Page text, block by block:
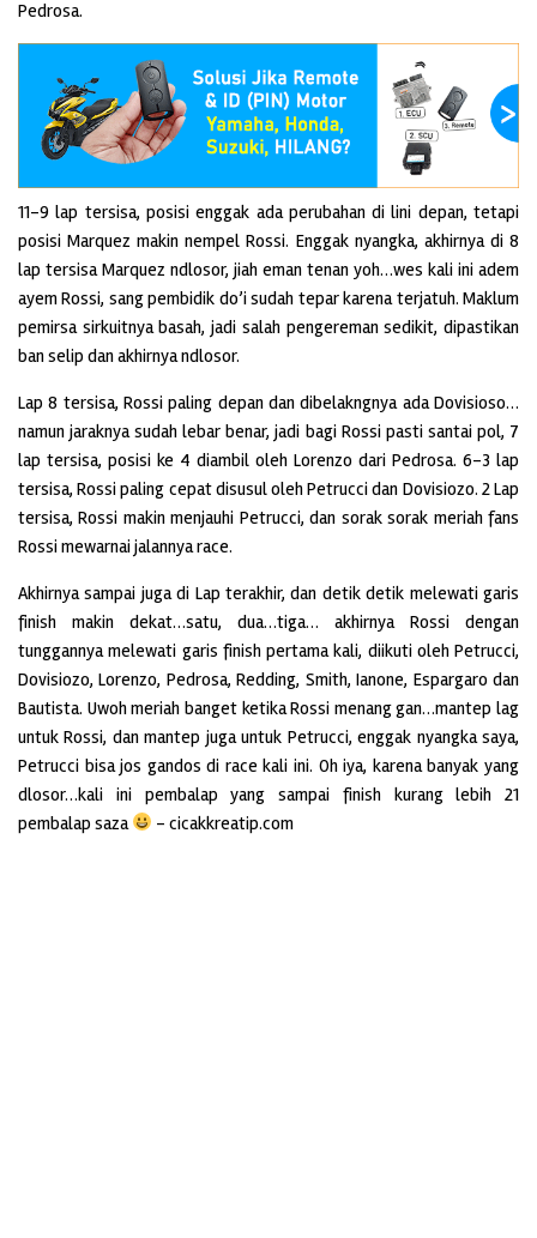
Pedrosa.
11-9 lap tersisa, posisi enggak ada perubahan di lini depan, tetapi
posisi Marquez makin nempel Rossi. Enggak nyangka, akhirnya di 8
lap tersisa Marquez ndlosor, jiah eman tenan yoh…wes kali ini adem
ayem Rossi, sang pembidik do’i sudah tepar karena terjatuh. Maklum
pemirsa sirkuitnya basah, jadi salah pengereman sedikit, dipastikan
ban selip dan akhirnya ndlosor.
Lap 8 tersisa, Rossi paling depan dan dibelakngnya ada Dovisioso…
namun jaraknya sudah lebar benar, jadi bagi Rossi pasti santai pol, 7
lap tersisa, posisi ke 4 diambil oleh Lorenzo dari Pedrosa. 6-3 lap
tersisa, Rossi paling cepat disusul oleh Petrucci dan Dovisiozo. 2 Lap
tersisa, Rossi makin menjauhi Petrucci, dan sorak sorak meriah fans
Rossi mewarnai jalannya race.
Akhirnya sampai juga di Lap terakhir, dan detik detik melewati garis
finish makin dekat…satu, dua…tiga… akhirnya Rossi dengan
tunggannya melewati garis finish pertama kali, diikuti oleh Petrucci,
Dovisiozo, Lorenzo, Pedrosa, Redding, Smith, Ianone, Espargaro dan
Bautista. Uwoh meriah banget ketika Rossi menang gan…mantep lag
untuk Rossi, dan mantep juga untuk Petrucci, enggak nyangka saya,
Petrucci bisa jos gandos di race kali ini. Oh iya, karena banyak yang
dlosor…kali ini pembalap yang sampai finish kurang lebih 21
pembalap saza
– cicakkreatip.com